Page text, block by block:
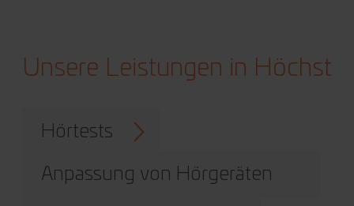
Unsere Leistungen in Höchst
Hörtests
Anpassung von Hörgeräten